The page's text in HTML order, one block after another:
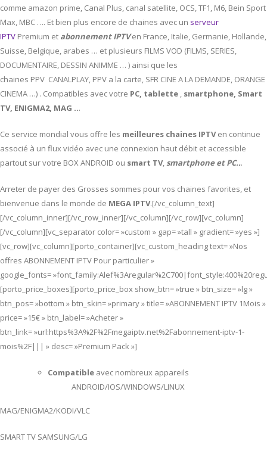
comme amazon prime, Canal Plus, canal satellite, OCS, TF1, M6, Bein Sport
Max, MBC …. Et bien plus encore de chaines avec un serveur
IPTV Premium et abonnement IPTVen France, Italie, Germanie, Hollande,
Suisse, Belgique, arabes … et plusieurs FILMS VOD (FILMS, SERIES,
DOCUMENTAIRE, DESSIN ANIMME … ) ainsi que les
chaines PPV CANALPLAY, PPV a la carte, SFR CINE A LA DEMANDE, ORANGE
CINEMA …) . Compatibles avec votre PC, tablette , smartphone, Smart
TV, ENIGMA2, MAG ...
Ce service mondial vous offre les meilleures chaines IPTVen continue
associé à un flux vidéo avec une connexion haut débit et accessible
partout sur votre BOX ANDROID ou smart TV,smartphone et PC...
Arreter de payer des Grosses sommes pour vos chaines favorites, et
bienvenue dans le monde de MEGA IPTV.[/vc_column_text]
[/vc_column_inner][/vc_row_inner][/vc_column][/vc_row][vc_column]
[/vc_column][vc_separator color= »custom » gap= »tall » gradient= »yes »]
[vc_row][vc_column][porto_container][vc_custom_heading text= »Nos
offres ABONNEMENT IPTV Pour particulier »
google_fonts=
[porto_price_boxes][porto_price_box show_btn= »true » btn_size= »lg »
btn_pos= »bottom » btn_skin= »primary » title= »ABONNEMENT IPTV 1Mois »
price= »15€ » btn_label= »Acheter »
btn_link= »url:https%3A%2F%2Fmegaiptv.net%2Fabonnement-iptv-1-
mois%2F||| » desc= »Premium Pack »]
Compatible avec nombreux appareils
ANDROID/IOS/WINDOWS/LINUX
MAG/ENIGMA2/KODI/VLC
SMART TV SAMSUNG/LG